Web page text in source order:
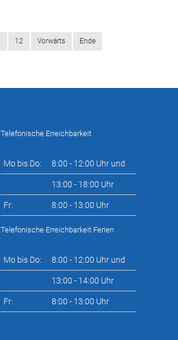
12 Vorwärts Ende
Telefonische Erreichbarkeit
Mo bis Do: 8:00 - 12:00 Uhr und
13:00 - 18:00 Uhr
Fr: 8:00 - 13:00 Uhr
Telefonische Erreichbarkeit Ferien
Mo bis Do: 8:00 - 12:00 Uhr und
13:00 - 14:00 Uhr
Fr: 8:00 - 13:00 Uhr